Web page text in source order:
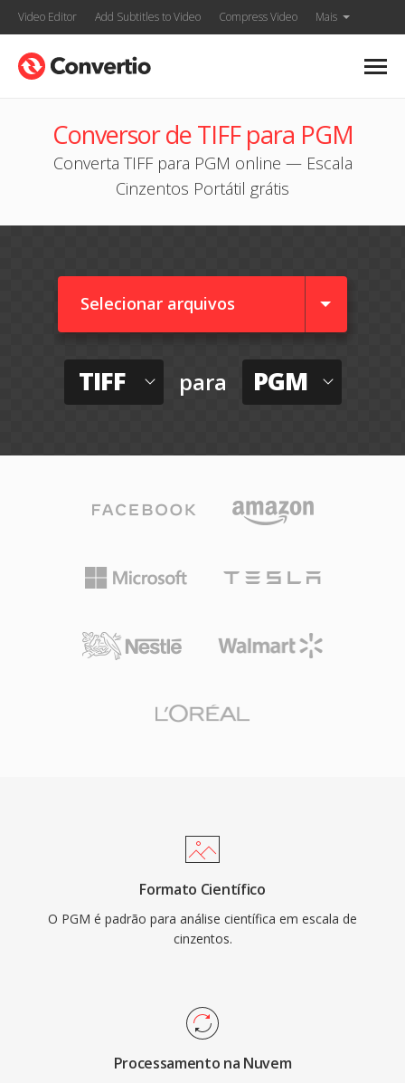
Video Editor Add Subtitles to Video Compress Video Mais
Conversor de TIFF para PGM
Converta TIFF para PGM online — Escala
Cinzentos Portátil grátis
Selecionar arquivos
TIFF para PGM
Formato Científico
O PGM é padrão para análise científica em escala de
cinzentos.
Processamento na Nuvem